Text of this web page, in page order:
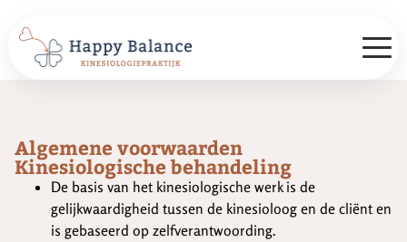
Algemene voorwaarden
Kinesiologische behandeling
De basis van het kinesiologische werk is de
gelijkwaardigheid tussen de kinesioloog en de cliënt en
is gebaseerd op zelfverantwoording.